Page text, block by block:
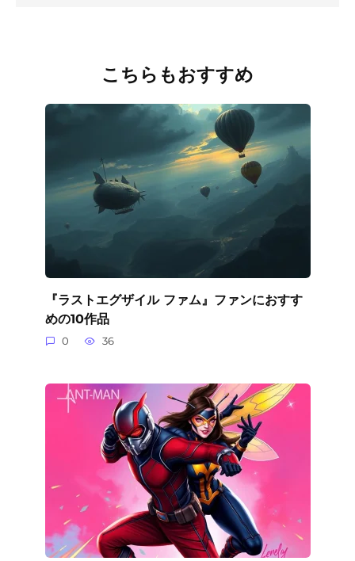
こちらもおすすめ
『ラストエグザイル ファム』ファンにおすす
めの10作品
0 36